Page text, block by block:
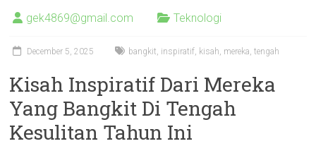
gek4869@gmail.com Teknologi
December 5, 2025 bangkit, inspiratif, kisah, mereka,tengah
Kisah Inspiratif Dari Mereka
Yang Bangkit Di Tengah
Kesulitan Tahun Ini